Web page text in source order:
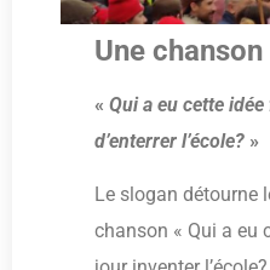
Une chanson
« Qui a eu cette
d’enterrer l’école?»
Le slogan détourne
chanson « Qui a eu